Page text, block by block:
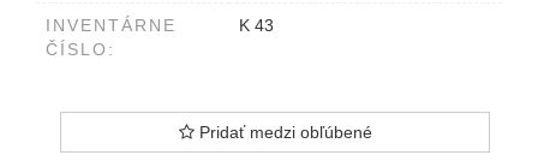
INVENTÁRNE
ČÍSLO:
K 43
Pridať medzi obľúbené